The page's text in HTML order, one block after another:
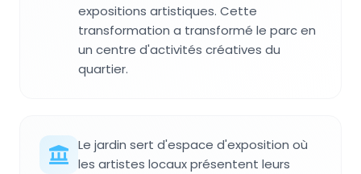
expositions artistiques. Cette
transformation a transformé le parc en
un centre d'activités créatives du
quartier.
Le jardin sert d'espace d'exposition où
les artistes locaux présentent leurs